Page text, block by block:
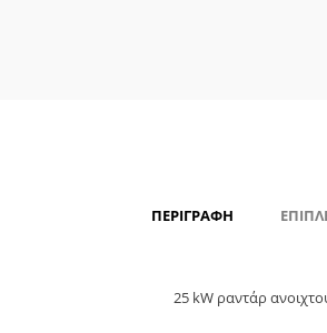
ΠΕΡΙΓΡΑΦΉ
25 kW ραντάρ